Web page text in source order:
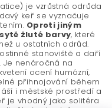
je vzrůstná odrůda
keř se vyznačuje
Oproti jiným
žluté barvy, které
u ostatních odrůd.
stanoviště a daří
Je nenáročná na
ocení humózní,
přihnojování během
i městské prostředí a
je vhodný jako solitéra